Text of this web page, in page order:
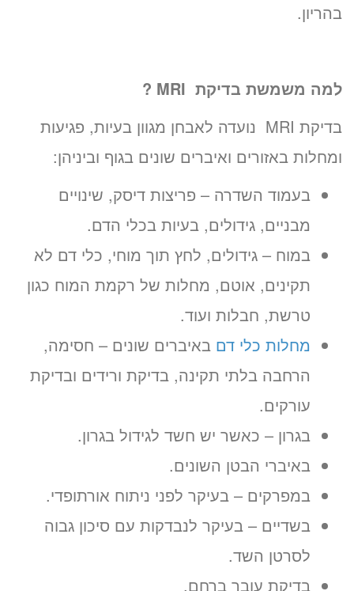
בהריון.
למה משמשת בדיקת
?
בדיקת MRI נועדה לאבחן מגוון בעיות, פגיעות
ומחלות באזורים ואיברים שונים בגוף וביניהן:
בעמוד השדרה – פריצות דיסק, שינויים
מבניים, גידולים, בעיות בכלי הדם.
במוח – גידולים, לחץ תוך מוחי, כלי דם לא
תקינים, אוטם, מחלות של רקמת המוח כגון
טרשת, חבלות ועוד.
מחלות כלי דם באיברים שונים – חסימה,
הרחבה בלתי תקינה, בדיקת ורידים ובדיקת
עורקים.
בגרון – כאשר יש חשד לגידול בגרון.
באיברי הבטן השונים.
במפרקים – בעיקר לפני ניתוח אורתופדי.
בשדיים – בעיקר לנבדקות עם סיכון גבוה
לסרטן השד.
בדיקת עובר ברחם.